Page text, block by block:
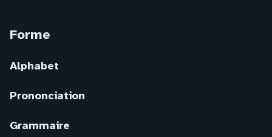
Forme
Alphabet
Prononciation
Grammaire